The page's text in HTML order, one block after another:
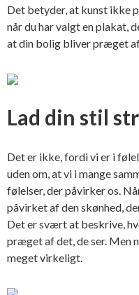
Det betyder, at kunst ikke
når du har valgt en plakat,
at din bolig bliver præget
Lad din stil
Det er ikke, fordi vi er i
uden om, at vi i mange
følelser, der påvirker os.
påvirket af den skønhed,
Det er svært at beskrive,
præget af det, de ser. Men
meget virkeligt.